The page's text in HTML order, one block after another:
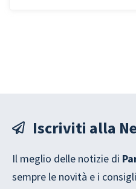
Iscriviti alla
Il meglio delle notizie di
sempre le novità e i